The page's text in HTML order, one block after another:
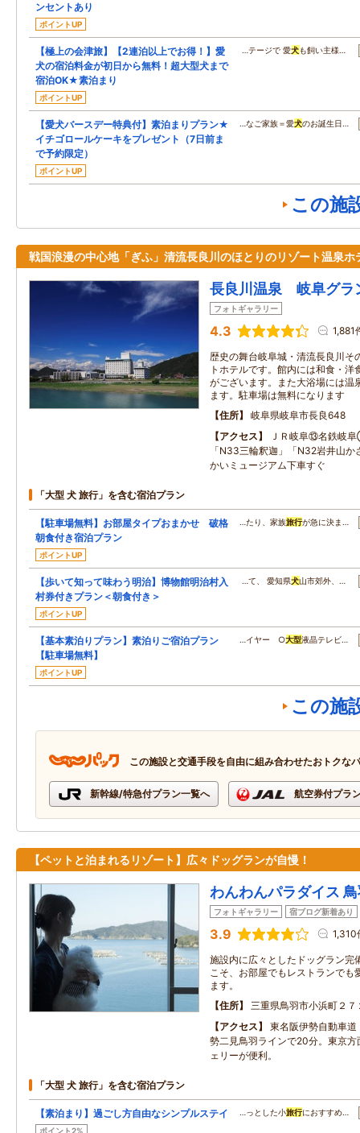
ンセントあり
ポイントUP
【極上の会津旅】【2連泊以上でお得！】愛
犬の宿泊料金が初日から無料！超大型犬まで
宿泊OK★素泊まり
ポイントUP
…テージで 愛犬も飼い主様…
【愛犬バースデー特典付】素泊まりプラン★
イチゴロールケーキをプレゼント（7日前ま
で予約限定）
ポイントUP
…なご家族＝愛犬のお誕生日…
この施
戦国浪漫の中心地「ぎふ」清流長良川のほとりのリゾート温泉ホ
長良川温泉 岐阜グラ
フォトギャラリー
4.3 1,881
歴史の舞台岐阜城・清流長良川そ
トホテルです。館内には和食・
がございます。また大浴場には温
ます。駐車場は無料になります
住所
岐阜県岐阜市長良648
アクセス
ＪＲ岐阜⑬名鉄岐
「N33三輪釈迦」「N32岩井山か
かいミュージアム下車すぐ
「大型 犬 旅行」を含む宿泊プラン
【駐車場無料】お部屋タイプおまかせ 破格
朝食付き宿泊プラン
ポイントUP
…たり、家族旅行が急に決ま…
【歩いて知って味わう明治】博物館明治村入
村券付きプラン＜朝食付き＞
ポイントUP
…て、 愛知県犬山市郊外、…
【基本素泊りプラン】素泊りご宿泊プラン
【駐車場無料】
ポイントUP
…イヤー ○大型液晶テレビ…
この施
この施設と交通手段を自由に組み合わせたおトクな
新幹線/特急付プラン一覧へ 航空券付プラ
【ペットと泊まれるリゾート】広々ドッグランが自慢！
わんわんパラダイス
フォトギャラリー 宿ブログ新着あり
3.9 1,310
施設内に広々としたドッグラン完
こそ、お部屋でもレストランでも
ます。
住所
三重県鳥羽市小浜町２７
アクセス
東名阪伊勢自動車
勢二見鳥羽ラインで20分。東京方
ェリーが便利。
「大型 犬 旅行」を含む宿泊プラン
【素泊まり】過ごし方自由なシンプルステイ
ポイント2%
…っとした小旅行におすすめ…